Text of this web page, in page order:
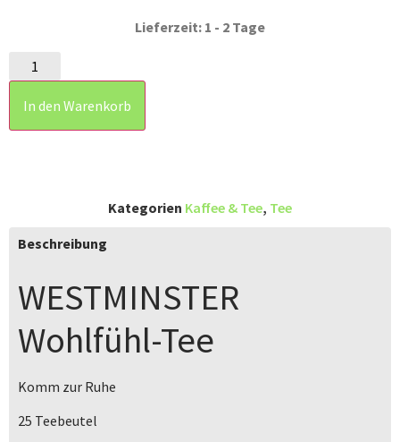
Lieferzeit: 1 - 2 Tage
In den Warenkorb
Kategorien Kaffee & Tee, Tee
Beschreibung
WESTMINSTER
Wohlfühl-Tee
Komm zur Ruhe
25 Teebeutel